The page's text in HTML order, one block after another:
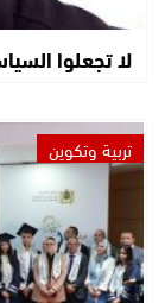
لا تجعلوا
تربية وتكوين